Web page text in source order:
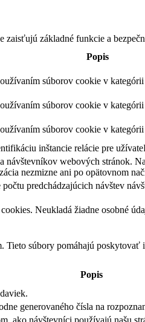
zaisťujú základné funkcie a
Popis
súborov cookie v
súborov cookie v
súborov cookie v
inštancie relácie pre
webových stránok.
nezmizne ani po opätovnom
predchádzajúcich návštev
Neukladá žiadne osobné
súbory pomáhajú
Popis
generovaného čísla na